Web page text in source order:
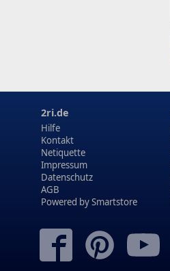
2ri.de
Hilfe
Kontakt
Netiquette
Impressum
Datenschutz
AGB
Powered bySmartstore